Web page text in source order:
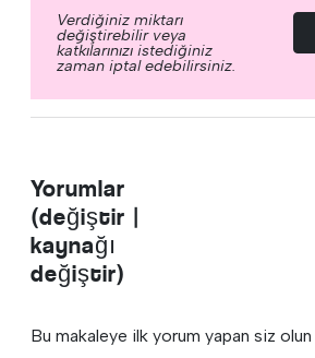
Verdiğiniz miktarı
değiştirebilir veya
katkılarınızı istediğiniz
zaman iptal edebilirsiniz.
Yorumlar
(değiştir |
kaynağı
değiştir)
Bu makaleye ilk yorum yapan siz olun